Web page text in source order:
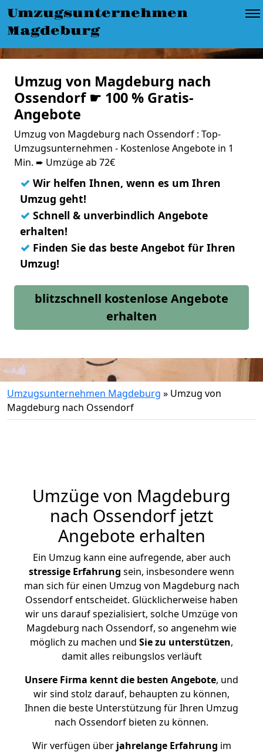
Umzugsunternehmen
Magdeburg
Umzug von Magdeburg nach
Ossendorf ☛ 100 % Gratis-
Angebote
Umzug von Magdeburg nach Ossendorf : Top-
Umzugsunternehmen - Kostenlose Angebote in 1
Min. ➨ Umzüge ab 72€
✓ Wir helfen Ihnen, wenn es um Ihren
Umzug geht!
✓ Schnell & unverbindlich Angebote
erhalten!
✓ Finden Sie das beste Angebot für Ihren
Umzug!
blitzschnell kostenlose Angebote
erhalten
Umzugsunternehmen Magdeburg » Umzug von
Magdeburg nach Ossendorf
Umzüge von Magdeburg
nach Ossendorf jetzt
Angebote erhalten
Ein Umzug kann eine aufregende, aber auch
stressige Erfahrung sein, insbesondere wenn
man sich für einen Umzug von Magdeburg nach
Ossendorf entscheidet. Glücklicherweise haben
wir uns darauf spezialisiert, solche Umzüge von
Magdeburg nach Ossendorf, so angenehm wie
möglich zu machen und Sie zu unterstützen,
damit alles reibungslos verläuft
Unsere Firma kennt die besten Angebote, und
wir sind stolz darauf, behaupten zu können,
Ihnen die beste Unterstützung für Ihren Umzug
nach Ossendorf bieten zu können.
Wir verfügen überjahrelange Erfahrung im